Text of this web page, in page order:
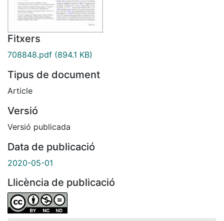
Fitxers
708848.pdf (894.1 KB)
Tipus de document
Article
Versió
Versió publicada
Data de publicació
2020-05-01
Llicència de publicació